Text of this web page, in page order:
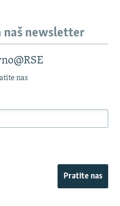
naš newsletter
nas
Pratite nas